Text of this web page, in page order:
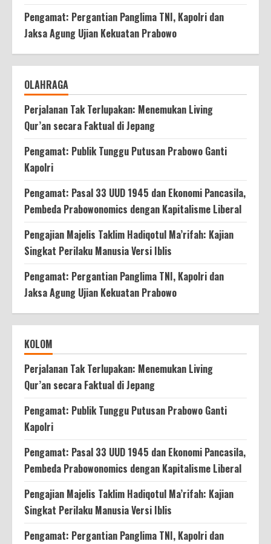
Pengamat: Pergantian Panglima TNI, Kapolri dan
Jaksa Agung Ujian Kekuatan Prabowo
OLAHRAGA
Perjalanan Tak Terlupakan: Menemukan Living
Qur’an secara Faktual di Jepang
Pengamat: Publik Tunggu Putusan Prabowo Ganti
Kapolri
Pengamat: Pasal 33 UUD 1945 dan Ekonomi Pancasila,
Pembeda Prabowonomics dengan Kapitalisme Liberal
Pengajian Majelis Taklim Hadiqotul Ma’rifah: Kajian
Singkat Perilaku Manusia Versi Iblis
Pengamat: Pergantian Panglima TNI, Kapolri dan
Jaksa Agung Ujian Kekuatan Prabowo
KOLOM
Perjalanan Tak Terlupakan: Menemukan Living
Qur’an secara Faktual di Jepang
Pengamat: Publik Tunggu Putusan Prabowo Ganti
Kapolri
Pengamat: Pasal 33 UUD 1945 dan Ekonomi Pancasila,
Pembeda Prabowonomics dengan Kapitalisme Liberal
Pengajian Majelis Taklim Hadiqotul Ma’rifah: Kajian
Singkat Perilaku Manusia Versi Iblis
Pengamat: Pergantian Panglima TNI, Kapolri dan